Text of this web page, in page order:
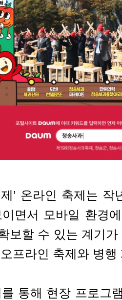
제’ 온라인 축제는
면서 모바일 환경
보할 수 있는 계기
프라인 축제와 병행
통해 현장 프로그